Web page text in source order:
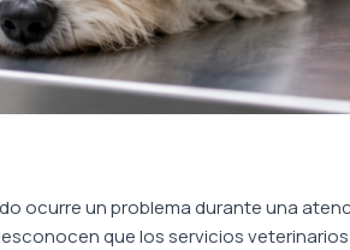
ocurre un problema durante una
que los servicios